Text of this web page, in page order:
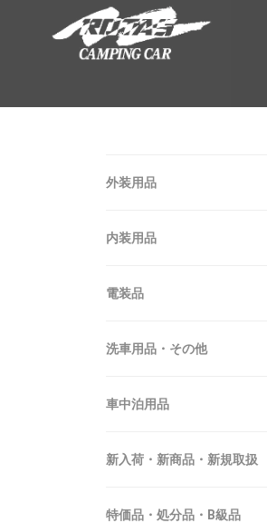
外装用品
内装用品
電装品
洗車用品・その他
車中泊用品
新入荷・新商品・新規取扱
特価品・処分品・B級品